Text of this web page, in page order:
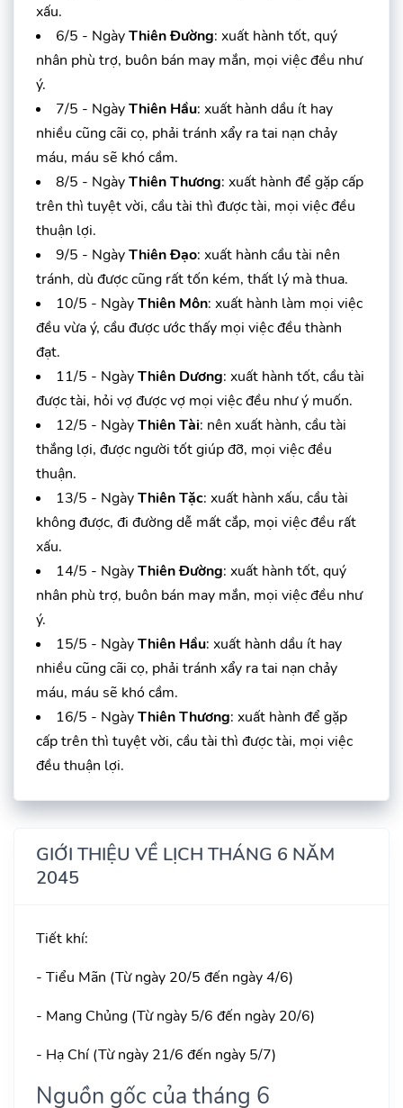
xấu.
6/5 - NgàyThiên Đường: xuất hành tốt, quý
nhân phù trợ, buôn bán may mắn, mọi việc đều như
ý.
7/5 - NgàyThiên Hầu: xuất hành dầu ít hay
nhiều cũng cãi cọ, phải tránh xẩy ra tai nạn chảy
máu, máu sẽ khó cầm.
8/5 - NgàyThiên Thương: xuất hành để gặp cấp
trên thì tuyệt vời, cầu tài thì được tài, mọi việc đều
thuận lợi.
9/5 - NgàyThiên Đạo: xuất hành cầu tài nên
tránh, dù được cũng rất tốn kém, thất lý mà thua.
10/5 - NgàyThiên Môn: xuất hành làm mọi việc
đều vừa ý, cầu được ước thấy mọi việc đều thành
đạt.
11/5 - NgàyThiên Dương: xuất hành tốt, cầu tài
được tài, hỏi vợ được vợ mọi việc đều như ý muốn.
12/5 - NgàyThiên Tài: nên xuất hành, cầu tài
thắng lợi, được người tốt giúp đỡ, mọi việc đều
thuận.
13/5 - NgàyThiên Tặc: xuất hành xấu, cầu tài
không được, đi đường dễ mất cắp, mọi việc đều rất
xấu.
14/5 - NgàyThiên Đường: xuất hành tốt, quý
nhân phù trợ, buôn bán may mắn, mọi việc đều như
ý.
15/5 - NgàyThiên Hầu: xuất hành dầu ít hay
nhiều cũng cãi cọ, phải tránh xẩy ra tai nạn chảy
máu, máu sẽ khó cầm.
16/5 - NgàyThiên Thương: xuất hành để gặp
cấp trên thì tuyệt vời, cầu tài thì được tài, mọi việc
đều thuận lợi.
GIỚI THIỆU VỀ LỊCH THÁNG 6 NĂM
2045
Tiết khí:
- Tiểu Mãn (Từ ngày 20/5 đến ngày 4/6)
- Mang Chủng (Từ ngày 5/6 đến ngày 20/6)
- Hạ Chí (Từ ngày 21/6 đến ngày 5/7)
Nguồn gốc của tháng 6